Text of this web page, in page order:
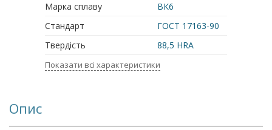
Марка сплаву
ВК6
Стандарт
ГОСТ 17163-90
Твердість
88,5 HRA
Показати всі характеристики
Опис